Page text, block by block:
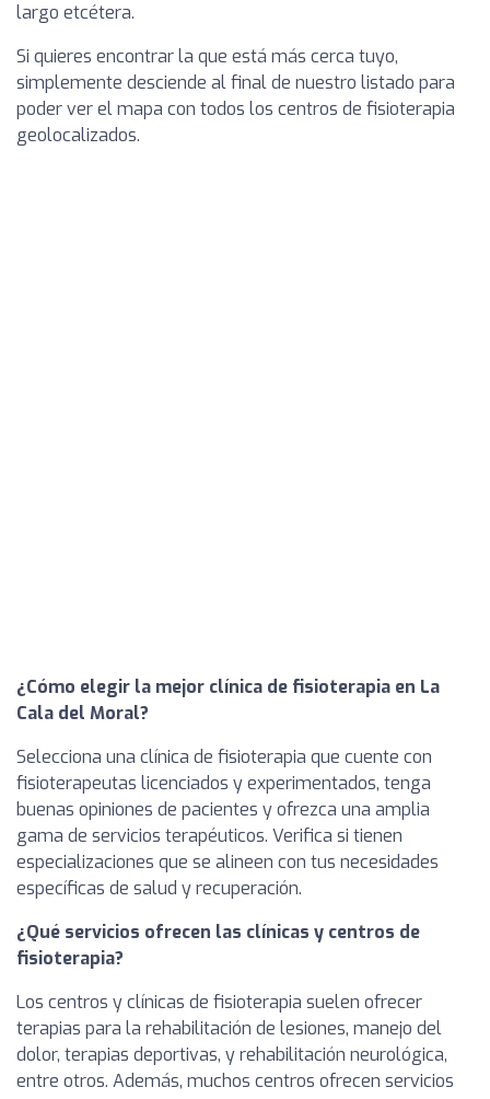
largo etcétera.
Si quieres encontrar la que está más cerca tuyo,
simplemente desciende al final de nuestro listado para
poder ver el mapa con todos los centros de fisioterapia
geolocalizados.
¿Cómo elegir la mejor clínica de fisioterapia en La
Cala del Moral?
Selecciona una clínica de fisioterapia que cuente con
fisioterapeutas licenciados y experimentados, tenga
buenas opiniones de pacientes y ofrezca una amplia
gama de servicios terapéuticos. Verifica si tienen
especializaciones que se alineen con tus necesidades
específicas de salud y recuperación.
¿Qué servicios ofrecen las clínicas y centros de
fisioterapia?
Los centros y clínicas de fisioterapia suelen ofrecer
terapias para la rehabilitación de lesiones, manejo del
dolor, terapias deportivas, y rehabilitación neurológica,
entre otros. Además, muchos centros ofrecen servicios